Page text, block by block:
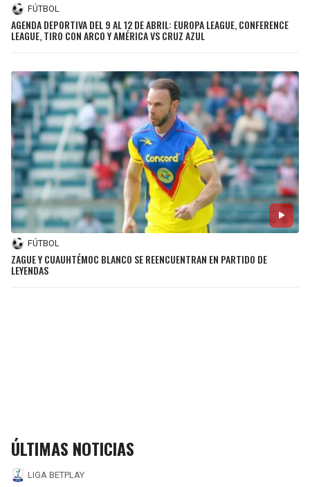
FÚTBOL
AGENDA DEPORTIVA DEL 9 AL 12 DE ABRIL: EUROPA LEAGUE, CONFERENCE
LEAGUE, TIRO CON ARCO Y AMÉRICA VS CRUZ AZUL
FÚTBOL
ZAGUE Y CUAUHTÉMOC BLANCO SE REENCUENTRAN EN PARTIDO DE
LEYENDAS
ÚLTIMAS NOTICIAS
LIGA BETPLAY